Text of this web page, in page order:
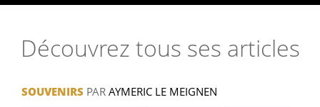
Découvrez tous ses articles
SOUVENIRS PAR AYMERIC LE MEIGNEN